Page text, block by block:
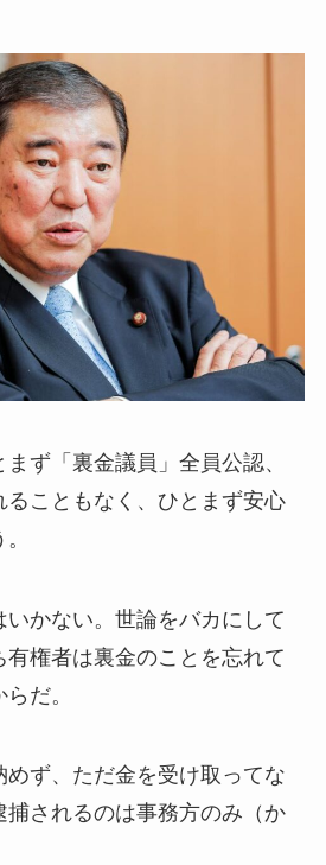
ず「裏金議員」全員公認、
ることもなく、ひとまず安心
かない。世論をバカにして
権者は裏金のことを忘れて
だ。
めず、ただ金を受け取ってな
捕されるのは事務方のみ（か